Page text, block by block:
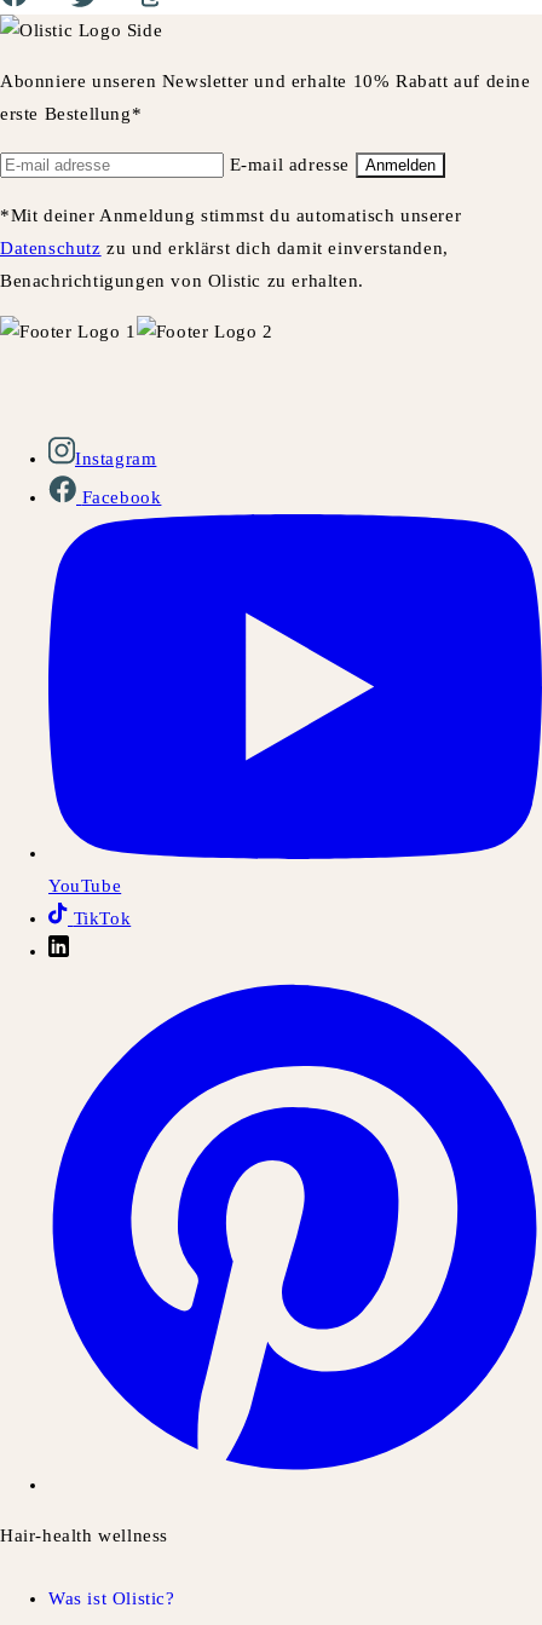
Abonniere unseren Newsletter und erhalte 10% Rabatt auf deine
erste Bestellung*
E-mail adresse Anmelden
*Mit deiner Anmeldung stimmst du automatisch unserer
Datenschutz zu und erklärst dich damit einverstanden,
Benachrichtigungen von Olistic zu erhalten.
Instagram
Facebook
YouTube
TikTok
Hair-health wellness
Was ist Olistic?